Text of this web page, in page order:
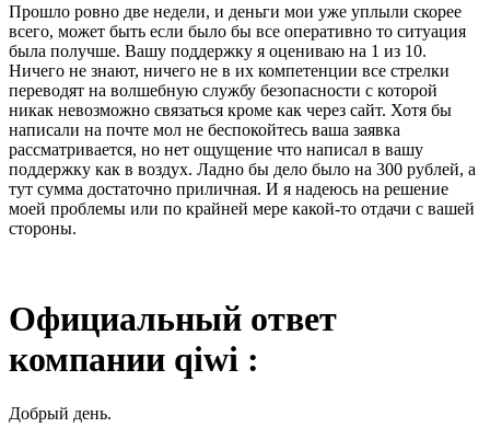
Прошло ровно две недели, и деньги мои уже уплыли скорее
всего, может быть если было бы все оперативно то ситуация
была получше. Вашу поддержку я оцениваю на 1 из 10.
Ничего не знают, ничего не в их компетенции все стрелки
переводят на волшебную службу безопасности с которой
никак невозможно связаться кроме как через сайт. Хотя бы
написали на почте мол не беспокойтесь ваша заявка
рассматривается, но нет ощущение что написал в вашу
поддержку как в воздух. Ладно бы дело было на 300 рублей, а
тут сумма достаточно приличная. И я надеюсь на решение
моей проблемы или по крайней мере какой-то отдачи с вашей
стороны.
Официальный ответ
компании qiwi :
Добрый день.